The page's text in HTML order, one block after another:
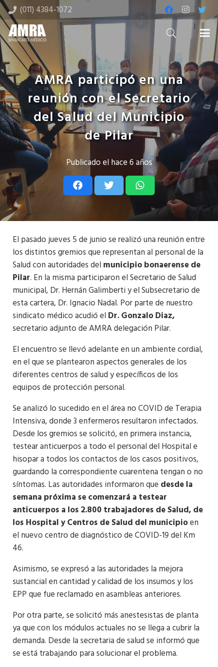
(011) 4384-1072
AMRA participó en una
reunión con el Secretario
del Salud del Municipio
de Pilar
Publicado elhace 6 años
El pasado jueves 5 de junio se realizó una reunión entre
los distintos gremios que representan al personal de la
Salud con autoridades del municipio bonaerense de
Pilar. En la misma participaron el Secretario de Salud
municipal, Dr. Hernán Galimberti y el Subsecretario de
esta cartera, Dr. Ignacio Nadal. Por parte de nuestro
sindicato médico acudió el Dr. Gonzalo Diaz,
secretario adjunto de AMRA delegación Pilar.
El encuentro se llevó adelante en un ambiente cordial,
en el que se plantearon aspectos generales de los
diferentes centros de salud y específicos de los
equipos de protección personal.
Se analizó lo sucedido en el área no COVID de Terapia
Intensiva, donde 3 enfermeros resultaron infectados.
Desde los gremios se solicitó, en primera instancia,
testear anticuerpos a todo el personal del Hospital e
hisopar a todos los contactos de los casos positivos,
guardando la correspondiente cuarentena tengan o no
síntomas. Las autoridades informaron que desde la
semana próxima se comenzará a testear
anticuerpos a los 2.800 trabajadores de Salud, de
los Hospital y Centros de Salud del municipioen
el nuevo centro de diagnóstico de COVID-19 del Km
46.
Asimismo, se expresó a las autoridades la mejora
sustancial en cantidad y calidad de los insumos y los
EPP que fue reclamado en asambleas anteriores.
Por otra parte, se solicitó más anestesistas de planta
ya que con los módulos actuales no se llega a cubrir la
demanda. Desde la secretaria de salud se informó que
se está trabajando para solucionar el problema.